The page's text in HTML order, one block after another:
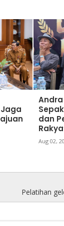
Andra
dan
Aug 02,
Pelatihan